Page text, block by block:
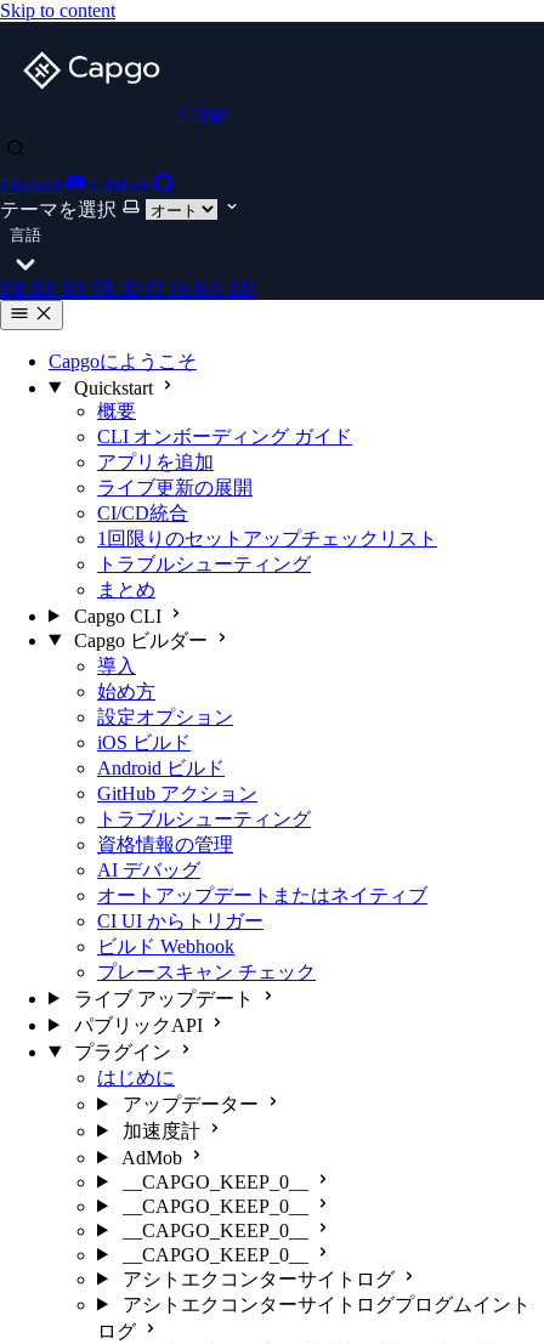
Skip to content
Capgo
Discord
GitHub
テーマを選択
言語
DE EN ES FR ID IT JA KO ZH
Capgoにようこそ
Quickstart
概要
CLI オンボーディング ガイド
アプリを追加
ライブ更新の展開
CI/CD統合
1回限りのセットアップチェックリスト
トラブルシューティング
まとめ
Capgo CLI
Capgo ビルダー
導入
始め方
設定オプション
iOS ビルド
Android ビルド
GitHub アクション
トラブルシューティング
資格情報の管理
AI デバッグ
オートアップデートまたはネイティブ
CI UI からトリガー
ビルド Webhook
プレースキャン チェック
ライブ アップデート
パブリックAPI
プラグイン
はじめに
アップデーター
加速度計
AdMob
__CAPGO_KEEP_0__
__CAPGO_KEEP_0__
__CAPGO_KEEP_0__
__CAPGO_KEEP_0__
アシトエクコンターサイトログ
アシトエクコンターサイトログプログムイント
ログ